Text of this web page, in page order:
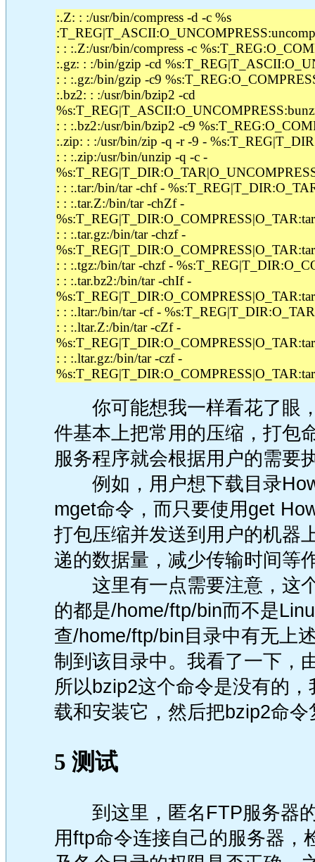
:.Z: : :/usr/bin/compress -d -c %s
: : :.Z:/usr/bin/compress -c
:.gz: : :/bin/gzip -cd
: : :.gz:/bin/gzip -c9
:.bz2: : :/usr/bin/bzip2 -cd
: : :.bz2:/usr/bin/bzip2 -c9
:.zip: : :/usr/bin/zip -q -r -9 -
: : :.zip:/usr/bin/unzip -q -c -
: : :.tar:/bin/tar -chf -
: : :.tar.Z:/bin/tar -chZf -
: : :.tar.gz:/bin/tar -chzf -
: : :.tgz:/bin/tar -chzf -
: : :.tar.bz2:/bin/tar -chIf -
: : :.ltar:/bin/tar -cf -
: : :.ltar.Z:/bin/tar -cZf -
: : :.ltar.gz:/bin/tar -czf -
你可能想我一样看花了眼
件基本上把常用的压缩，打包
服务程序就会根据用户的需要
例如，用户想下载目录
mget命令，而只要使用get
打包压缩并发送到用户的机器
递的数据量，减少传输时间等
这里有一点需要注意，这个
的都是/home/ftp/bin而不是
查/home/ftp/bin目录中有无上
制到该目录中。我看了一下，
所以bzip2这个命令是没有的
载和安装它，然后把bzip2命
5 测试
到这里，匿名FTP服务器
用ftp命令连接自己的服务器，